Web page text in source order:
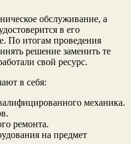
обслуживание, а
в его
По итогам проведения
решение заменить те
свой ресурс.
в себя:
механика.
ремонта.
на предмет